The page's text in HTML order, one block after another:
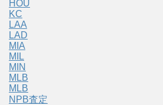
HOU
KC
LAA
LAD
MIA
MIL
MIN
MLB
MLB
NPB査定